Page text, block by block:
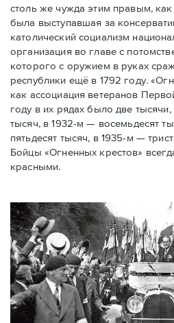
столь же чужда этим правым,
была выступавшая за
католический социализм
организация во главе с
которого с оружием в руках
республики ещё в 1792 году.
как ассоциация ветеранов
году в их рядах было две
тысяч, в 1932-м — восемьдесят
пятьдесят тысяч, в 1935-м —
Бойцы «Огненных крестов»
красными.